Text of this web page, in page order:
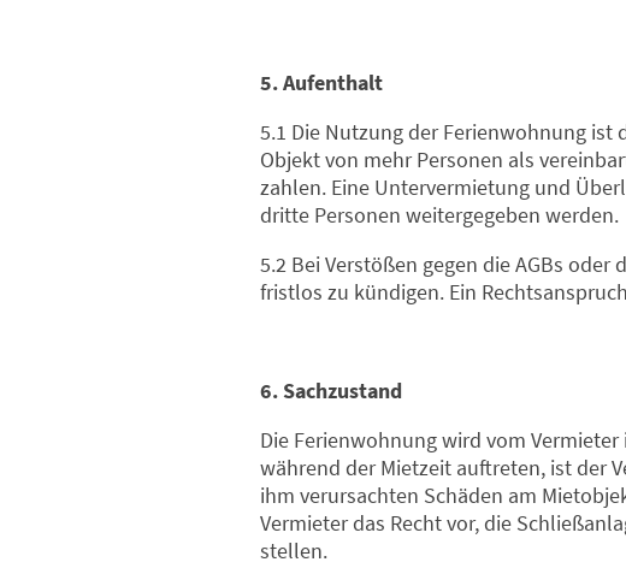
5. Aufenthalt
5.1 Die Nutzung der Ferienwohnung
Objekt von mehr Personen als
zahlen. Eine Untervermietung und
dritte Personen weitergegeben werden.
5.2 Bei Verstößen gegen die AGBs
fristlos zu kündigen. Ein
6. Sachzustand
Die Ferienwohnung wird vom
während der Mietzeit auftreten, ist der
ihm verursachten Schäden am
Vermieter das Recht vor, die
stellen.